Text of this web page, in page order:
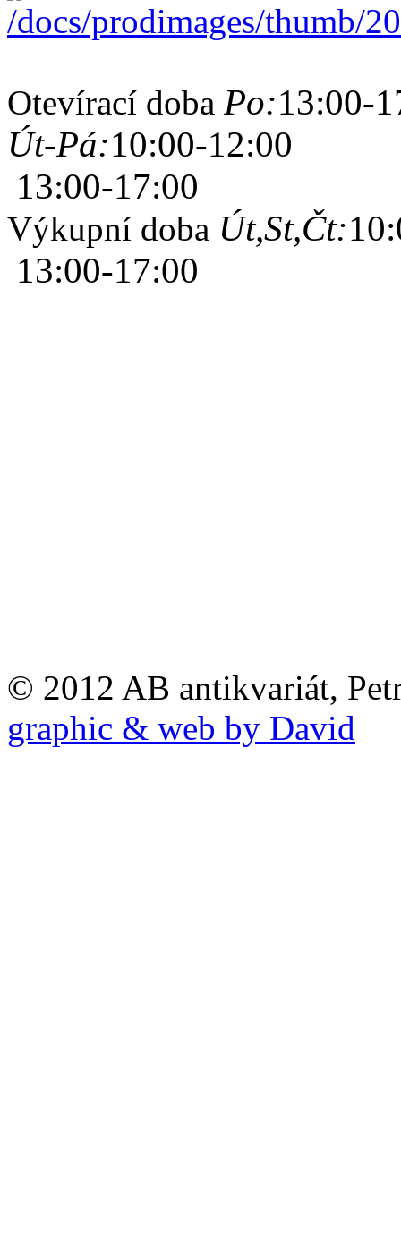
Otevírací doba Po:13:00-
Út-Pá:10:00-12:00
13:00-17:00
Výkupní doba Út,St,Čt:
13:00-17:00
© 2012 AB antikvariát,
graphic & web by David